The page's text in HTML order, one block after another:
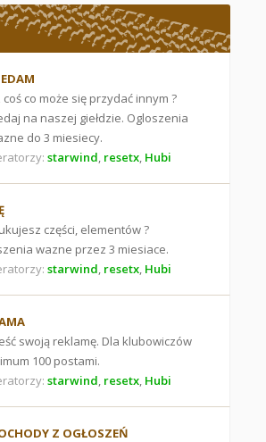
coś co może się przydać innym ?
na naszej giełdzie. Ogloszenia
do 3 miesiecy.
starwind, resetx, Hubi
części, elementów ?
wazne przez 3 miesiace.
starwind, resetx, Hubi
swoją reklamę. Dla klubowiczów
100 postami.
starwind, resetx, Hubi
Z OGŁOSZEŃ